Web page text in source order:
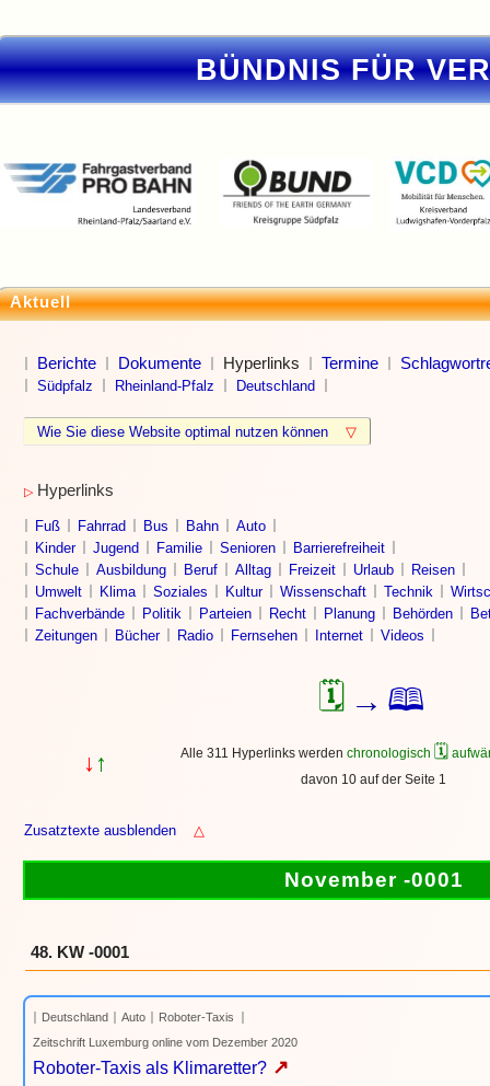
BÜNDNIS FÜR
Aktuell
Berichte Dokumente Hyperlinks Termine
Südpfalz Rheinland-Pfalz Deutschland
Wie Sie diese Website optimal nutzen können ▽
▷ Hyperlinks
Fuß Fahrrad Bus Bahn
Auto
Kinder
Jugend Familie Senioren
Barrierefreiheit
Schule
Ausbildung Beruf Alltag Freizeit Urlaub
Reisen
Umwelt
Klima Soziales Kultur Wissenschaft Technik
Fachverbände
Politik Parteien Recht Planung Behörden
Zeitungen
Bücher Radio Fernsehen Internet Videos
🗓 → 🕮
↓ ↑ Alle 311 Hyperlinks werden chronologisch 🗓
davon 10 auf der Seite 1
Zusatztexte ausblenden △
November -0001
48. KW -0001
Deutschland Auto
Roboter-Taxis
Zeitschrift Luxemburg online vom Dezember 2020
Roboter-Taxis als Klimaretter? ↗